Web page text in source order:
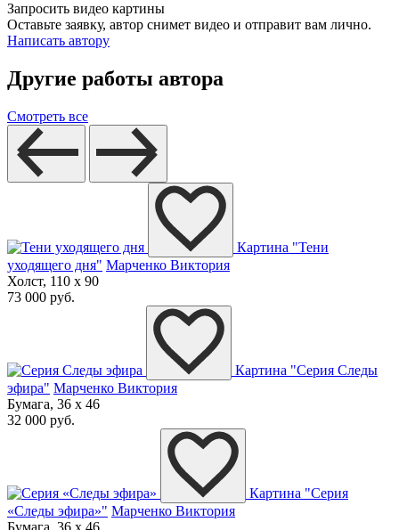
Запросить видео картины
Оставьте заявку, автор снимет видео и отправит вам лично.
Написать автору
Другие работы автора
Смотреть все
Картина "Тени
уходящего дня" Марченко Виктория
Холст, 110 x 90
73 000 руб.
Картина "Серия Следы
эфира" Марченко Виктория
Бумага, 36 x 46
32 000 руб.
Картина "Серия
«Следы эфира»" Марченко Виктория